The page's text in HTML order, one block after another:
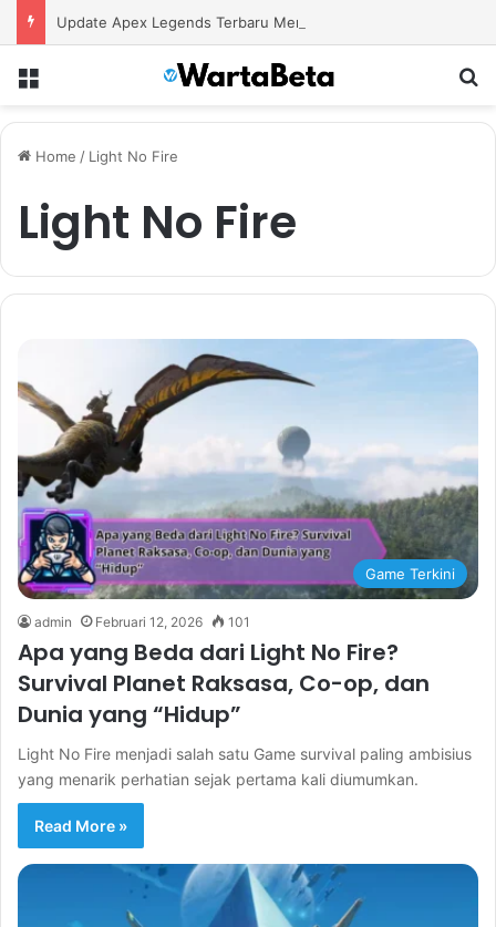
Home / Light No Fire
Light No Fire
Game Terkini
admin Februari 12, 2026 101
Apa yang Beda dari Light No Fire?
Survival Planet Raksasa, Co-op, dan
Dunia yang “Hidup”
Light No Fire menjadi salah satu Game survival paling ambisius
yang menarik perhatian sejak pertama kali diumumkan.
Read More »